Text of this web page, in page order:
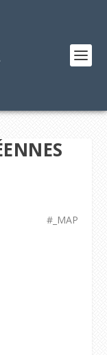
#_MAP